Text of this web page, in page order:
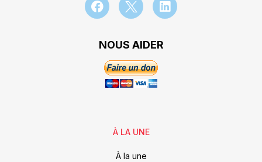
NOUS AIDER
À LA UNE
À la une